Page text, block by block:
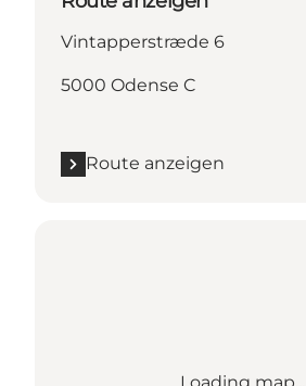
Vintapperstræde 6
5000 Odense C
Route anzeigen